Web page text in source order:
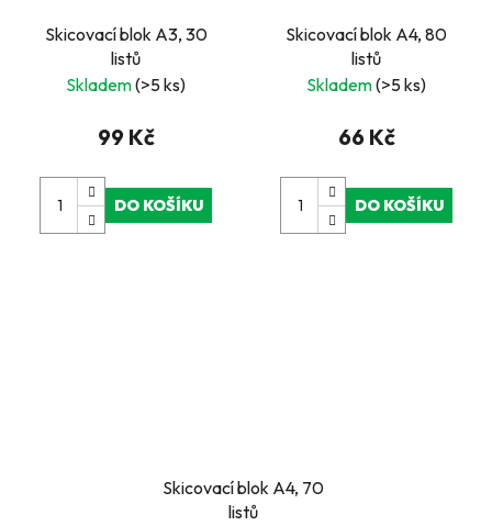
Skicovací blok A3, 30
listů
Skladem(>5 ks)
99 Kč
DO KOŠÍKU
Skicovací blok A4, 80
listů
Skladem(>5 ks)
66 Kč
DO KOŠÍKU
Skicovací blok A4, 70
listů